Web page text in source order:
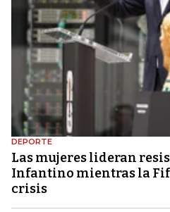
DEPORTE
Las mujeres lideran
Infantino mientras la
crisis